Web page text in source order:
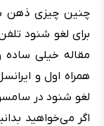
چنین چیزی ذهن
برای لغو شنود
مقاله خیلی ساده
همراه اول و
لغو شنود در
اگر می‌خواهید